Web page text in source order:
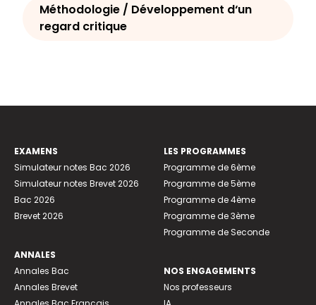
Méthodologie / Développement d‘un
regard critique
EXAMENS
Simulateur notes Bac 2026
Simulateur notes Brevet 2026
Bac 2026
Brevet 2026
ANNALES
Annales Bac
Annales Brevet
LES PROGRAMMES
Programme de 6ème
Programme de 5ème
Programme de 4ème
Programme de 3ème
Programme de Seconde
NOS ENGAGEMENTS
Nos professeurs